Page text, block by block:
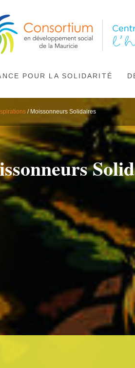
POUR LA SOLIDARITÉ
/ Moissonneurs Solidaires